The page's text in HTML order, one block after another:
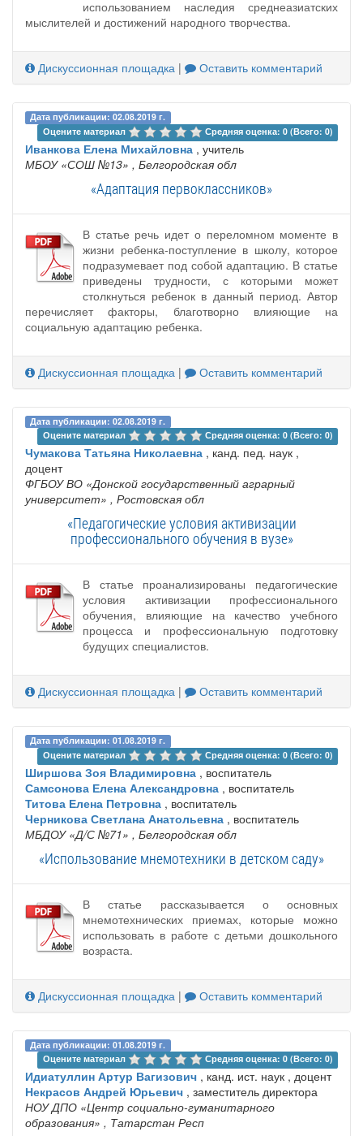
использованием наследия среднеазиатских
мыслителей и достижений народного творчества.
Дискуссионная площадка | Оставить комментарий
Дата публикации: 02.08.2019 г.
Оцените материал
Средняя оценка: 0 (Всего: 0)
Иванкова Елена Михайловна , учитель
МБОУ «СОШ №13» , Белгородская обл
«Адаптация первоклассников»
В статье речь идет о переломном моменте в
жизни ребенка-поступление в школу, которое
подразумевает под собой адаптацию. В статье
приведены трудности, с которыми может
столкнуться ребенок в данный период. Автор
перечисляет факторы, благотворно влияющие на
социальную адаптацию ребенка.
Дискуссионная площадка | Оставить комментарий
Дата публикации: 02.08.2019 г.
Оцените материал
Средняя оценка: 0 (Всего: 0)
Чумакова Татьяна Николаевна , канд. пед. наук ,
доцент
ФГБОУ ВО «Донской государственный аграрный
университет» , Ростовская обл
«Педагогические условия активизации
профессионального обучения в вузе»
В статье проанализированы педагогические
условия активизации профессионального
обучения, влияющие на качество учебного
процесса и профессиональную подготовку
будущих специалистов.
Дискуссионная площадка | Оставить комментарий
Дата публикации: 01.08.2019 г.
Оцените материал
Средняя оценка: 0 (Всего: 0)
Ширшова Зоя Владимировна , воспитатель
Самсонова Елена Александровна , воспитатель
Титова Елена Петровна , воспитатель
Черникова Светлана Анатольевна , воспитатель
МБДОУ «Д/С №71» , Белгородская обл
«Использование мнемотехники в детском саду»
В статье рассказывается о основных
мнемотехнических приемах, которые можно
использовать в работе с детьми дошкольного
возраста.
Дискуссионная площадка | Оставить комментарий
Дата публикации: 01.08.2019 г.
Оцените материал
Средняя оценка: 0 (Всего: 0)
Идиатуллин Артур Вагизович , канд. ист. наук , доцент
Некрасов Андрей Юрьевич , заместитель директора
НОУ ДПО «Центр социально-гуманитарного
образования» , Татарстан Респ